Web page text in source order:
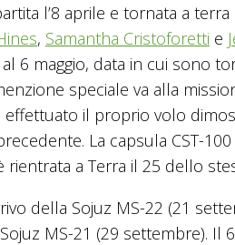
l’8 aprile e tornata a
, Samantha Cristoforetti e
6 maggio, data in cui sono
speciale va alla
il proprio volo
La capsula CST-
rientrata a Terra il 25 dello
della Sojuz MS-22 (21
MS-21 (29 settembre). Il